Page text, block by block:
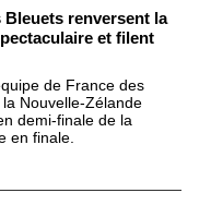
Bleuets renversent la
et filent
de France des
Nouvelle-Zélande
demi-finale de la
en finale.